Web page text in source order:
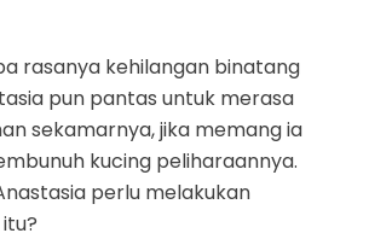
rasanya kehilangan binatang
pun pantas untuk merasa
sekamarnya, jika memang ia
kucing peliharaannya.
perlu melakukan